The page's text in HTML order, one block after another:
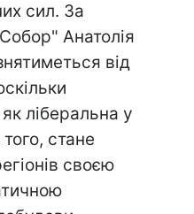
сил. За
Анатолія
від
ліберальна у
стане
своєю